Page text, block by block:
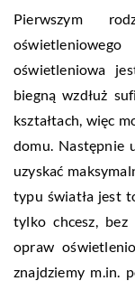
Pierwszym
oświetleniowa
biegną wzdłuż
kształtach, więc
domu. Następnie
uzyskać
typu światła jest
tylko chcesz,
opraw
znajdziemy m.in.